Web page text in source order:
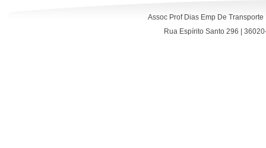
Assoc Prof Dias Emp De
Rua Espírito Santo 296 |